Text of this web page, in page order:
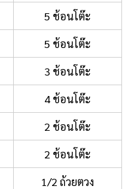
5 ช้อนโต๊ะ
5 ช้อนโต๊ะ
3 ช้อนโต๊ะ
4 ช้อนโต๊ะ
2 ช้อนโต๊ะ
2 ช้อนโต๊ะ
1/2 ถ้วยตวง